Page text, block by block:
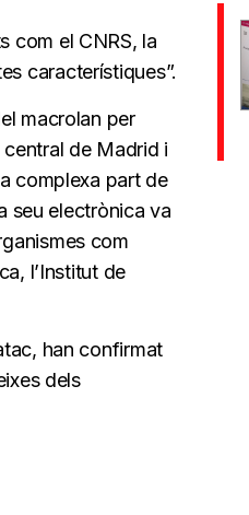
com el CNRS, la
característiques”.
macrolan per
de Madrid i
complexa part de
seu electrònica va
com
l’Institut de
han confirmat
dels